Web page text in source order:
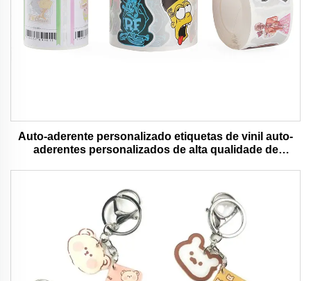
Auto-aderente personalizado etiquetas de vinil auto-
aderentes personalizados de alta qualidade de